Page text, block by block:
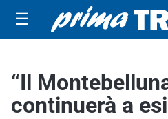
☰
“Il
continuerà a